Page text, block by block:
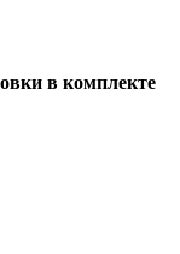
в комплекте